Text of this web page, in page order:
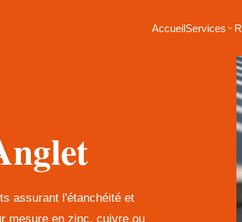
AccueilServices
assurant l'étanchéité et
mesure en zinc, cuivre ou